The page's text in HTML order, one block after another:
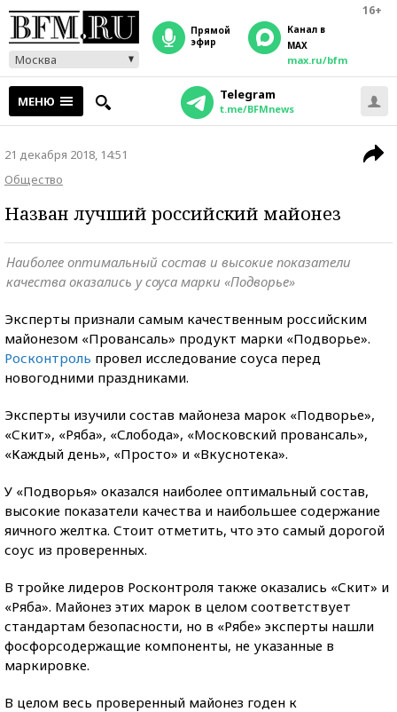
16+
Москва
прямой
эфир
Канал в
MAX
max.ru/bfm
МЕНЮ Telegram
t.me/BFMnews
21 декабря 2018, 14:51
Общество
Назван лучший российский майонез
Наиболее оптимальный состав и высокие показатели
качества оказались у соуса марки «Подворье»
Эксперты признали самым качественным российским
майонезом «Провансаль» продукт марки «Подворье».
Росконтроль провел исследование соуса перед
новогодними праздниками.
Эксперты изучили состав майонеза марок «Подворье»,
«Скит», «Ряба», «Слобода», «Московский провансаль»,
«Каждый день», «Просто» и «Вкуснотека».
У «Подворья» оказался наиболее оптимальный состав,
высокие показатели качества и наибольшее содержание
яичного желтка. Стоит отметить, что это самый дорогой
соус из проверенных.
В тройке лидеров Росконтроля также оказались «Скит» и
«Ряба». Майонез этих марок в целом соответствует
стандартам безопасности, но в «Рябе» эксперты нашли
фосфорсодержащие компоненты, не указанные в
маркировке.
В целом весь проверенный майонез годен к